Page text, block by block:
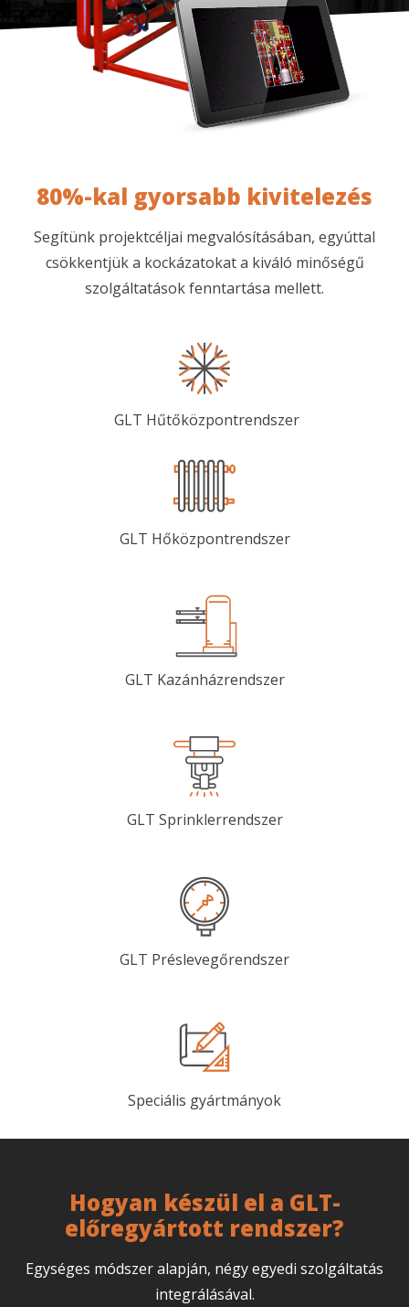
80%-kal gyorsabb kivitelezés
Segítünk projektcéljai megvalósításában, egyúttal
csökkentjük a kockázatokat a kiváló minőségű
szolgáltatások fenntartása mellett.
GLT Hűtőközpontrendszer
GLT Hőközpontrendszer
GLT Kazánházrendszer
GLT Sprinklerrendszer
GLT Préslevegőrendszer
​Speciális gyártmányok
Hogyan készül el a GLT-
előregyártott rendszer?
Egységes módszer alapján, négy egyedi szolgáltatás
integrálásával.